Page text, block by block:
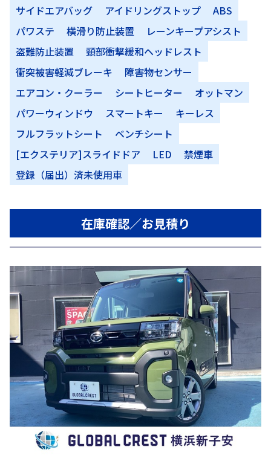
サイドエアバッグ
アイドリングストップ
ABS
パワステ
横滑り防止装置
レーンキープアシスト
盗難防止装置
頸部衝撃緩和ヘッドレスト
衝突被害軽減ブレーキ
障害物センサー
エアコン・クーラー
シートヒーター
オットマン
パワーウィンドウ
スマートキー
キーレス
フルフラットシート
ベンチシート
[エクステリア]スライドドア
LED
禁煙車
登録（届出）済未使用車
在庫確認／お見積り